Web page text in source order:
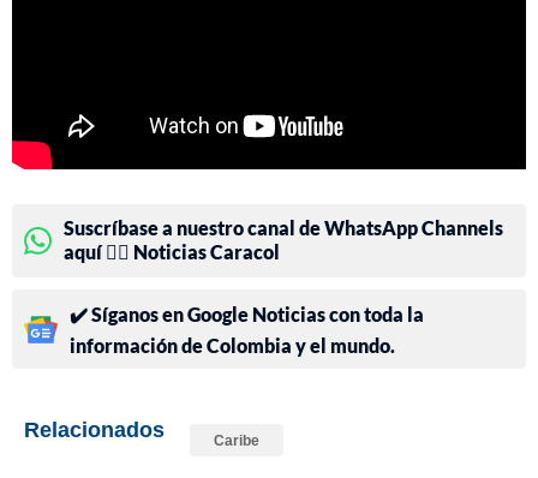
Suscríbase a nuestro canal de WhatsApp Channels
aquí 👉🏻 Noticias Caracol
✔️ Síganos en Google Noticias con toda la
información de Colombia y el mundo.
Relacionados Caribe